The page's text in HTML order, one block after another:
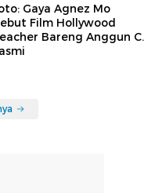
Gaya Agnez Mo
Film Hollywood
Bareng Anggun C.